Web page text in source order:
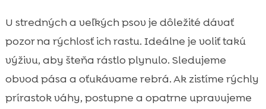
U stredných a veľkých psov je dôležité dávať
pozor na rýchlosť ich rastu. Ideálne je voliť takú
výživu, aby šteňa rástlo plynulo. Sledujeme
obvod pása a oťukávame rebrá. Ak zistíme rýchly
prírastok váhy, postupne a opatrne upravujeme